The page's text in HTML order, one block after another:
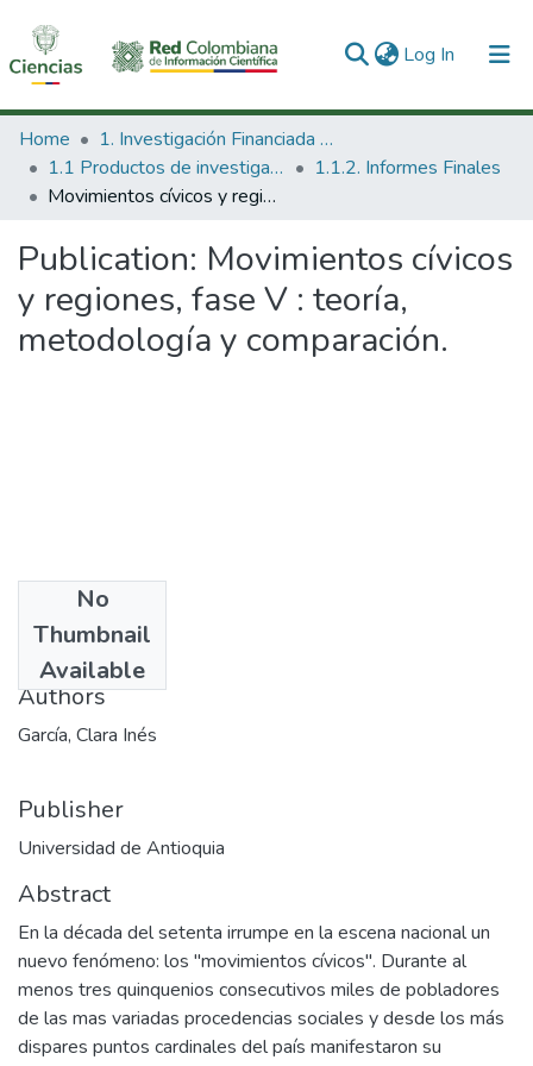
Log In (current)
Communities & Collections
All of DSpace
Home
1. Investigación Financiada con Recursos Públicos
1.1 Productos de investigación
1.1.2. Informes Finales
Movimientos cívicos y regiones, fase V : teoría, metodología y comparación.
Publication: Movimientos cívicos
y regiones, fase V : teoría,
metodología y comparación.
No
Thumbnail
Available
1994
Authors
García, Clara Inés
Publisher
Universidad de Antioquia
Abstract
En la década del setenta irrumpe en la escena nacional un
nuevo fenómeno: los "movimientos cívicos". Durante al
menos tres quinquenios consecutivos miles de pobladores
de las mas variadas procedencias sociales y desde los más
dispares puntos cardinales del país manifestaron su